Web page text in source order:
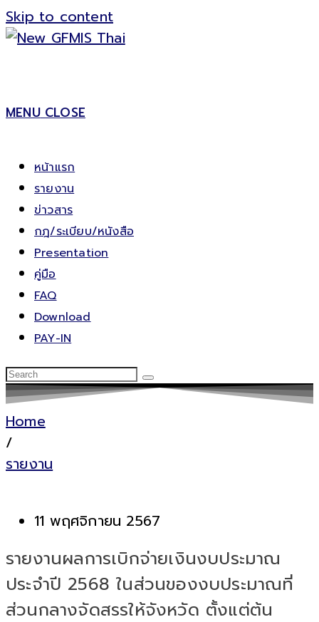
Skip to content
MENU CLOSE
หน้าแรก
รายงาน
ข่าวสาร
กฎ/ระเบียบ/หนังสือ
Presentation
คู่มือ
FAQ
Download
PAY-IN
Home
/
รายงาน
11 พฤศจิกายน 2567
รายงานผลการเบิกจ่ายเงินงบประมาณ
ประจำปี 2568 ในส่วนของงบประมาณที่
ส่วนกลางจัดสรรให้จังหวัด ตั้งแต่ต้น